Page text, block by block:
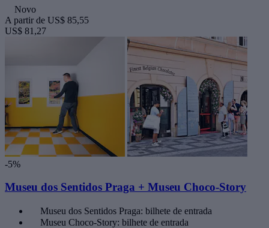
Novo
A partir de US$ 85,55
US$ 81,27
-5%
Museu dos Sentidos Praga + Museu Choco-Story
Museu dos Sentidos Praga: bilhete de entrada
Museu Choco-Story: bilhete de entrada